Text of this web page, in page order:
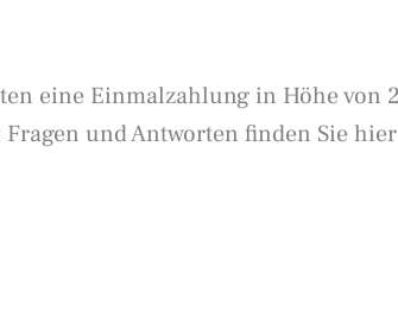
eine Einmalzahlung in Höhe von
und Antworten finden Sie